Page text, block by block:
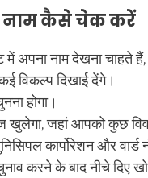
नाम कैसे चेक करें
में अपना नाम देखना
विकल्प दिखाई देंगे।
होगा।
जहां आपको कुछ
कार्पोरेशन और वार्ड
करने के बाद नीचे दिए